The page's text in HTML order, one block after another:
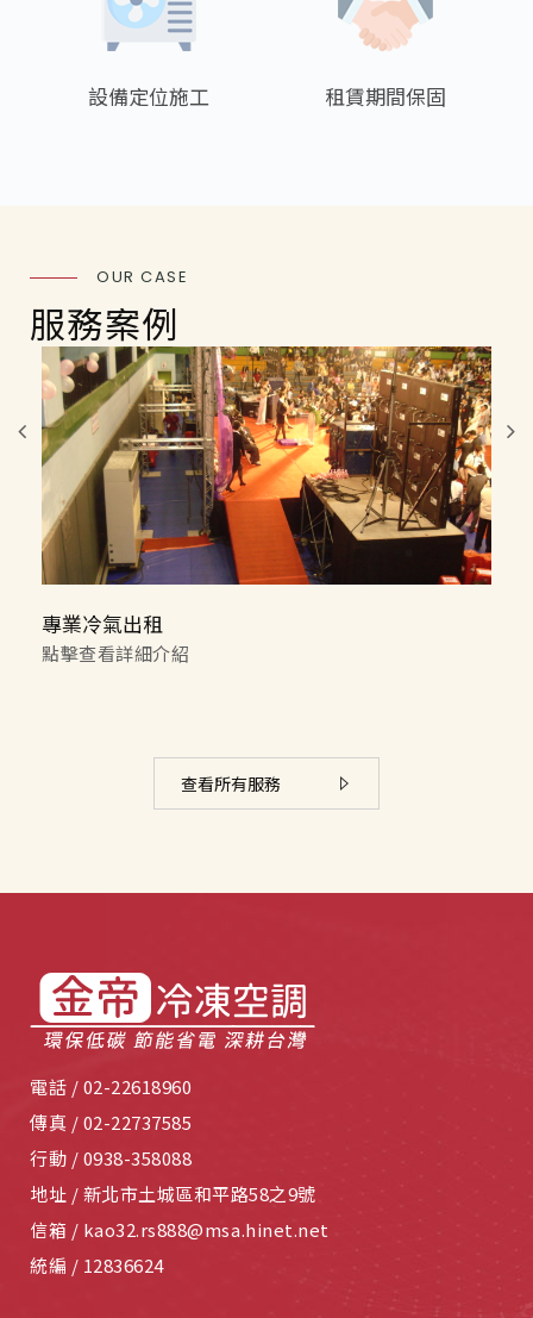
設備定位施工 租賃期間保固
OUR CASE
服務案例
查看所有服務
電話 /02-22618960
傳真 /02-22737585
行動 /0938-358088
地址 /新北市土城區和平路58之9號
信箱 / kao32.rs888@msa.hinet.net
統編 / 12836624